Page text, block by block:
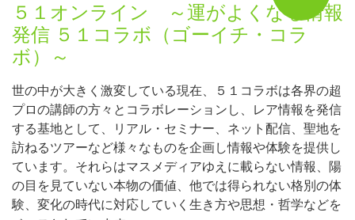
５１オンライン ～運がよくなる情報
発信 ５１コラボ（ゴーイチ・コラ
ボ）～
世の中が大きく激変している現在、５１コラボは各界の超
プロの講師の方々とコラボレーションし、レア情報を発信
する基地として、リアル・セミナー、ネット配信、聖地を
訪ねるツアーなど様々なものを企画し情報や体験を提供し
ています。それらはマスメディアゆえに載らない情報、陽
の目を見ていない本物の価値、他では得られない格別の体
験、変化の時代に対応していく生き方や思想・哲学などを